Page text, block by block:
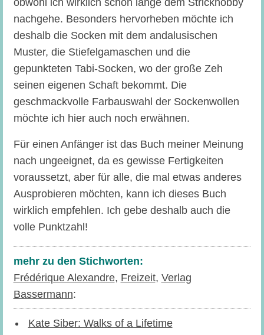
obwohl ich wirklich schon lange dem Strickhobby
nachgehe. Besonders hervorheben möchte ich
deshalb die Socken mit dem andalusischen
Muster, die Stiefelgamaschen und die
gepunkteten Tabi-Socken, wo der große Zeh
seinen eigenen Schaft bekommt. Die
geschmackvolle Farbauswahl der Sockenwollen
möchte ich hier auch noch erwähnen.
Für einen Anfänger ist das Buch meiner Meinung
nach ungeeignet, da es gewisse Fertigkeiten
voraussetzt, aber für alle, die mal etwas anderes
Ausprobieren möchten, kann ich dieses Buch
wirklich empfehlen. Ich gebe deshalb auch die
volle Punktzahl!
mehr zu den Stichworten:
Frédérique Alexandre, Freizeit, Verlag
Bassermann:
Kate Siber: Walks of a Lifetime